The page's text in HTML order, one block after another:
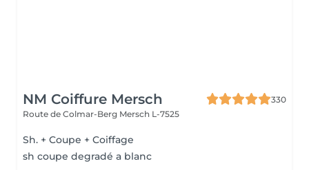
NM Coiffure Mersch
330
Route de Colmar-Berg Mersch L-7525
Sh. + Coupe + Coiffage
sh coupe degradé a blanc